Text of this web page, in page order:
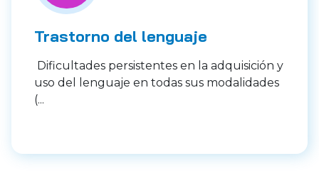
Trastorno del lenguaje
Dificultades persistentes en la adquisición y
uso del lenguaje en todas sus modalidades
(...